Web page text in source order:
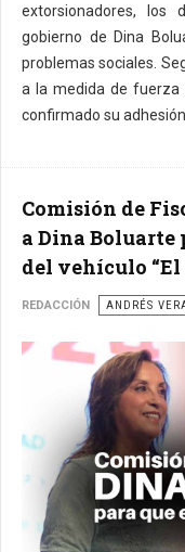
extorsionadores, los
gobierno de Dina
problemas sociales.
a la medida de fuerza
confirmado su adhesión.
Comisión de
a Dina Boluarte
del vehículo “El
REDACCIÓN ANDRÉS